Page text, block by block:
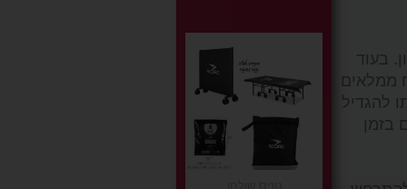
בעוד
ממלאים
להגדיל
בזמן